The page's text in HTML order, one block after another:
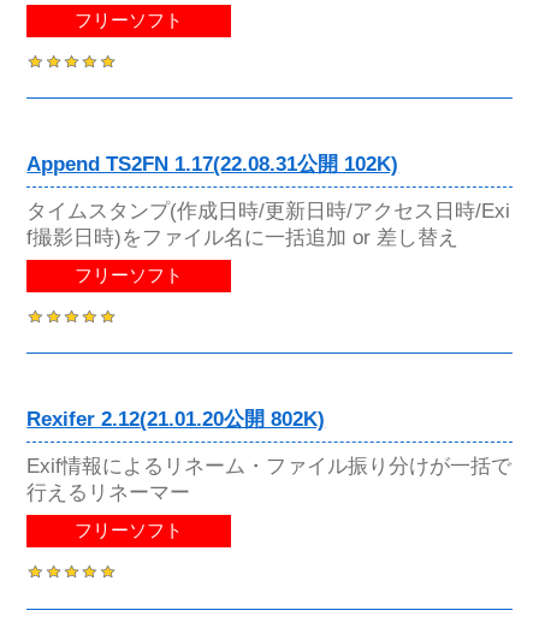
フリーソフト
Append TS2FN 1.17(22.08.31公開 102K)
タイムスタンプ(作成日時/更新日時/アクセス日時/Exi
f撮影日時)をファイル名に一括追加 or 差し替え
フリーソフト
Rexifer 2.12(21.01.20公開 802K)
Exif情報によるリネーム・ファイル振り分けが一括で
行えるリネーマー
フリーソフト